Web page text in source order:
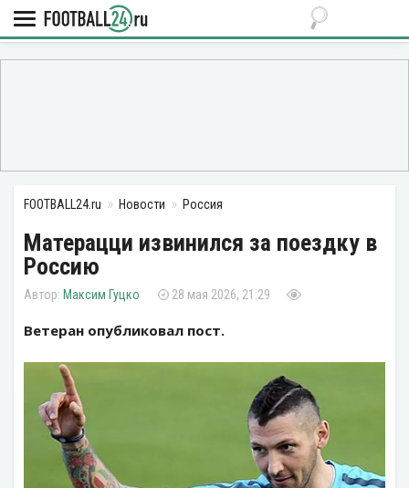
FOOTBALL24.ru Новости Россия
Матерацци извинился за поездку в
Россию
Максим Гуцко 28 мая 2026, 21:29
Ветеран опубликовал пост.